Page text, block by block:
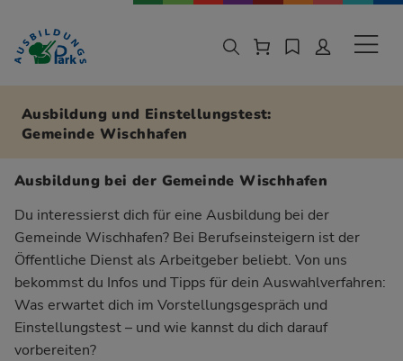
Zur Navigation springen
Zu den Hauptinhalten springen
Ausbildung und Einstellungstest:
Gemeinde Wischhafen
Ausbildung bei der Gemeinde Wischhafen
Du interessierst dich für eine Ausbildung bei der
Gemeinde Wischhafen? Bei Berufseinsteigern ist der
Öffentliche Dienst als Arbeitgeber beliebt. Von uns
bekommst du Infos und Tipps für dein Auswahlverfahren:
Was erwartet dich im Vorstellungsgespräch und
Einstellungstest – und wie kannst du dich darauf
vorbereiten?